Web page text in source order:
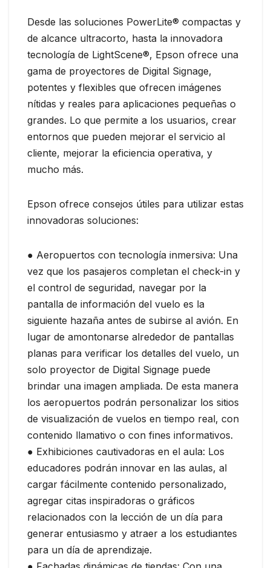
Desde las soluciones PowerLite® compactas y
de alcance ultracorto, hasta la innovadora
tecnología de LightScene®, Epson ofrece una
gama de proyectores de Digital Signage,
potentes y flexibles que ofrecen imágenes
nítidas y reales para aplicaciones pequeñas o
grandes. Lo que permite a los usuarios, crear
entornos que pueden mejorar el servicio al
cliente, mejorar la eficiencia operativa, y
mucho más.
Epson ofrece consejos útiles para utilizar estas
innovadoras soluciones:
● Aeropuertos con tecnología inmersiva: Una
vez que los pasajeros completan el check-in y
el control de seguridad, navegar por la
pantalla de información del vuelo es la
siguiente hazaña antes de subirse al avión. En
lugar de amontonarse alrededor de pantallas
planas para verificar los detalles del vuelo, un
solo proyector de Digital Signage puede
brindar una imagen ampliada. De esta manera
los aeropuertos podrán personalizar los sitios
de visualización de vuelos en tiempo real, con
contenido llamativo o con fines informativos.
● Exhibiciones cautivadoras en el aula: Los
educadores podrán innovar en las aulas, al
cargar fácilmente contenido personalizado,
agregar citas inspiradoras o gráficos
relacionados con la lección de un día para
generar entusiasmo y atraer a los estudiantes
para un día de aprendizaje.